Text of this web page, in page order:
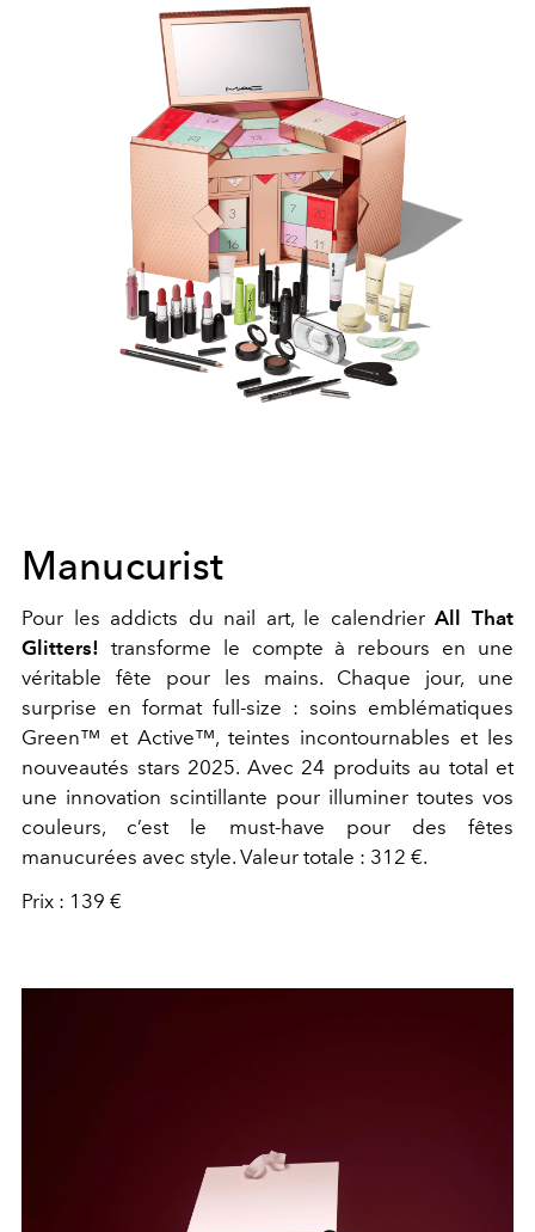
Manucurist
Pour les addicts du nail art, le calendrierAll That
Glitters! transforme le compte à rebours en une
véritable fête pour les mains. Chaque jour, une
surprise en format full-size : soins emblématiques
Green™ et Active™, teintes incontournables et les
nouveautés stars 2025. Avec 24 produits au total et
une innovation scintillante pour illuminer toutes vos
couleurs, c’est le must-have pour des fêtes
manucurées avec style. Valeur totale : 312 €.
Prix : 139 €